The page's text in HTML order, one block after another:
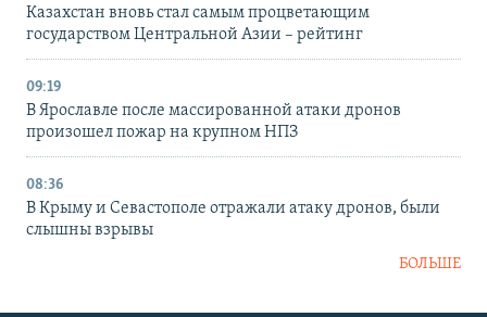
Казахстан вновь стал самым процветающим
государством Центральной Азии – рейтинг
09:19
В Ярославле после массированной атаки дронов
произошел пожар на крупном НПЗ
08:36
В Крыму и Севастополе отражали атаку дронов, были
слышны взрывы
БОЛЬШЕ